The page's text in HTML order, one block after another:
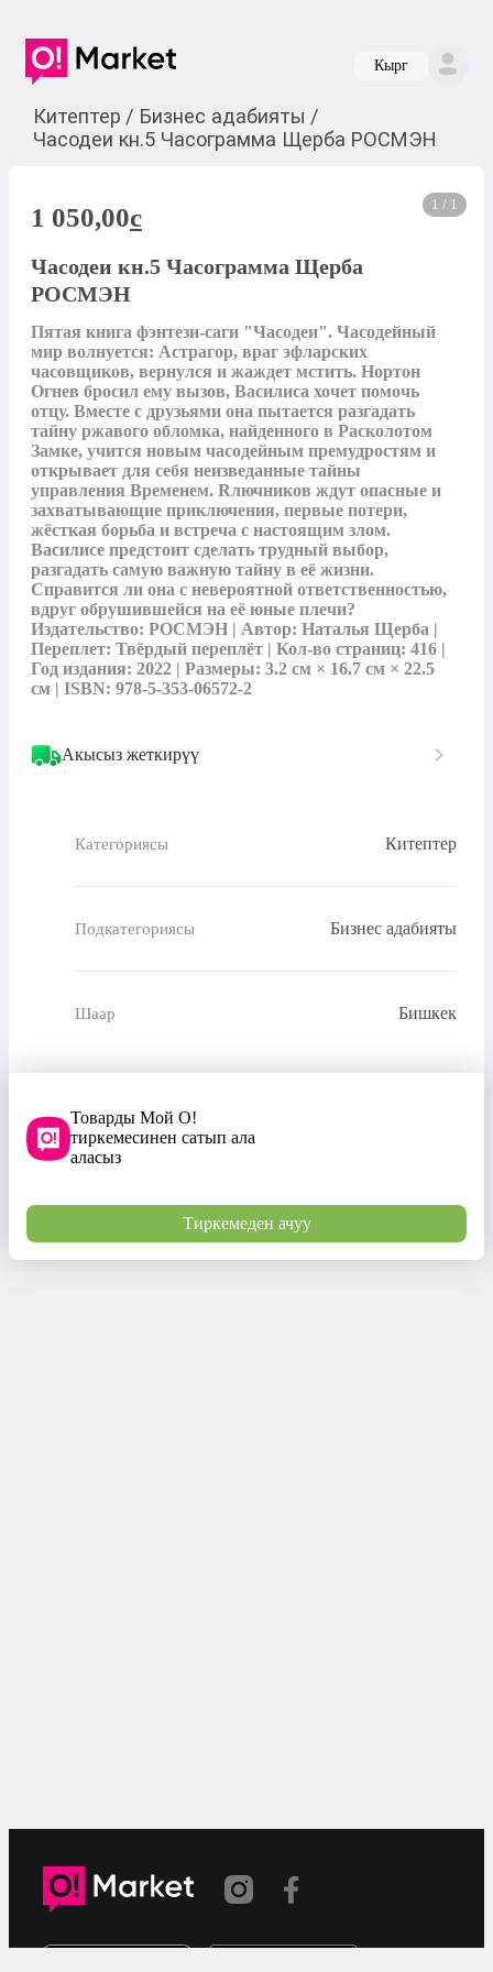
Кырг
Китептер / Бизнес адабияты /
Часодеи кн.5 Часограмма Щерба РОСМЭН
1 / 1
1 050,00c
Часодеи кн.5 Часограмма Щерба
РОСМЭН
Пятая книга фэнтези-саги "Часодеи". Часодейный
мир волнуется: Астрагор, враг эфларских
часовщиков, вернулся и жаждет мстить. Нортон
Огнев бросил ему вызов, Василиса хочет помочь
отцу. Вместе с друзьями она пытается разгадать
тайну ржавого обломка, найденного в Расколотом
Замке, учится новым часодейным премудростям и
открывает для себя неизведанные тайны
управления Временем. Rлючников ждут опасные и
захватывающие приключения, первые потери,
жёсткая борьба и встреча с настоящим злом.
Василисе предстоит сделать трудный выбор,
разгадать самую важную тайну в её жизни.
Справится ли она с невероятной ответственностью,
вдруг обрушившейся на её юные плечи?
Издательство: РОСМЭН | Автор: Наталья Щерба |
Переплет: Твёрдый переплёт | Кол-во страниц: 416 |
Год издания: 2022 | Размеры: 3.2 см × 16.7 см × 22.5
см | ISBN: 978-5-353-06572-2
Акысыз жеткирүү
Категориясы Китептер
Подкатегориясы Бизнес адабияты
Шаар Бишкек
Товарды Мой О!
тиркемесинен сатып ала
аласыз
Тиркемеден ачуу